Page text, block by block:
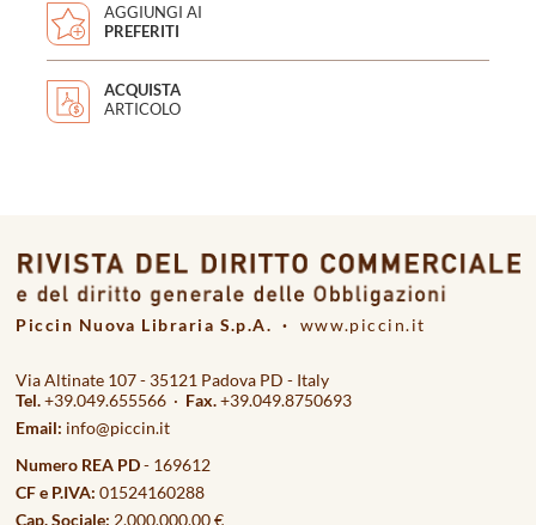
AGGIUNGI AI
PREFERITI
ACQUISTA
ARTICOLO
Piccin Nuova Libraria S.p.A. · www.piccin.it
Via Altinate 107 - 35121 Padova PD - Italy
Tel.+39.049.655566 · Fax.+39.049.8750693
Email: info@piccin.it
Numero REA PD- 169612
CF e P.IVA: 01524160288
Cap. Sociale: 2.000.000,00 €